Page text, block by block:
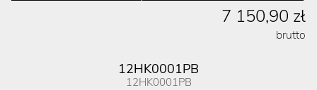
7 150,90 zł
brutto
12HK0001PB
12HK0001PB